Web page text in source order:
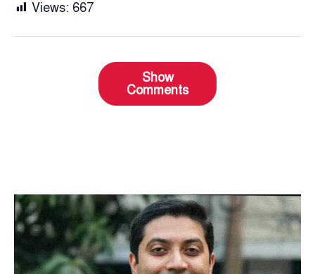
Views: 667
Show
Comments